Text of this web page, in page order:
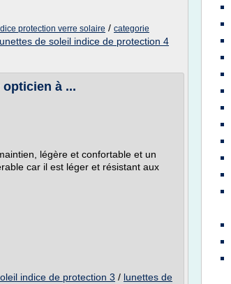
protection verre solaire / categorie
de soleil indice de protection 4
à ...
légère et confortable et un
car il est léger et résistant aux
indice de protection 3 / lunettes de